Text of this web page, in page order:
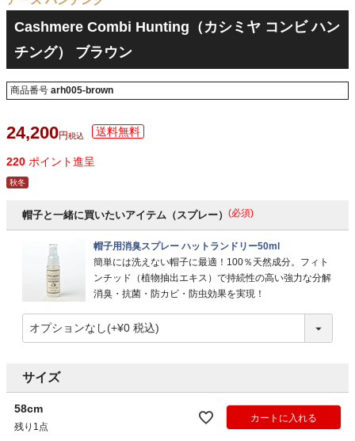
Cashmere Combi Hunting（カシミヤ コンビ ハン
チング） ブラウン
商品番号 arh005-brown
24,200 税込
220 ポイント進呈
秋冬
帽子と一緒に買いたいアイテム（スプレー） (必須)
帽子用消臭スプレー ハットランドリー50ml
簡単には洗えない帽子に最適！100％天然成分。フィト
ンチッド（植物抽出エキス）で持続性の高い強力な分解
消臭・抗菌・防カビ・防虫効果を実現！
サイズ
58cm
残り1点
カートに入れる